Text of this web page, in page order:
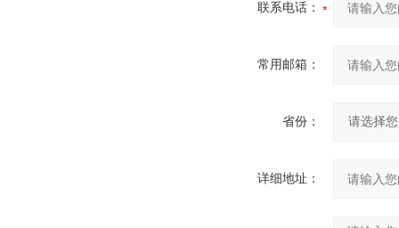
联系电话：
常用邮箱：
省份：
详细地址：